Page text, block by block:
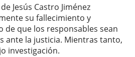
Jesús Castro Jiménez
su fallecimiento y
de que los responsables sean
ante la justicia. Mientras tanto,
investigación.